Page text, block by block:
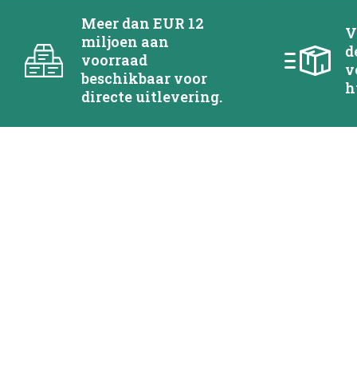
Meer dan EUR 12
miljoen aan
voorraad
beschikbaar voor
directe uitlevering.